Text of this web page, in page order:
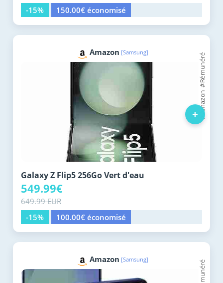
-15%
150.00€ économisé
Amazon [Samsung]
Galaxy Z Flip5 256Go Vert d'eau
549.99€
649.99 EUR
-15%
100.00€ économisé
+
Amazon [Samsung]